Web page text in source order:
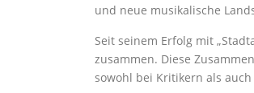
und neue musikalische
Seit seinem Erfolg mit
zusammen. Diese
sowohl bei Kritikern als